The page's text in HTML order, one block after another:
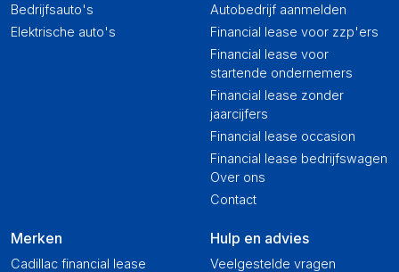
Bedrijfsauto's
Elektrische auto's
Merken
Cadillac financial lease
Autobedrijf aanmelden
Financial lease voor zzp'ers
Financial lease voor
startende ondernemers
Financial lease zonder
jaarcijfers
Financial lease occasion
Financial lease bedrijfswagen
Over ons
Contact
Hulp en advies
Veelgestelde vragen